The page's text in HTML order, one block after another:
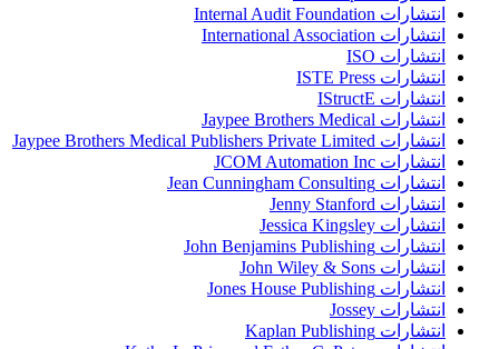
انتشارات Internal Audit Foundation
انتشارات International Association
انتشارات ISO
انتشارات ISTE Press
انتشارات IStructE
انتشارات Jaypee Brothers Medical
انتشارات Jaypee Brothers Medical Publishers Private Limited
انتشارات JCOM Automation Inc
انتشارات Jean Cunningham Consulting
انتشارات Jenny Stanford
انتشارات Jessica Kingsley
انتشارات John Benjamins Publishing
انتشارات John Wiley & Sons
انتشارات Jones House Publishing
انتشارات Jossey
انتشارات Kaplan Publishing